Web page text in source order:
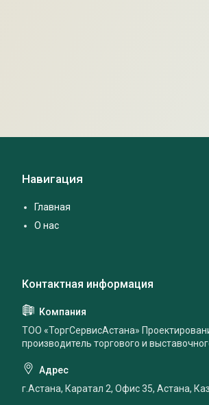
Навигация
Главная
О нас
ТОО «ТоргСервисАстана»
производитель торгового и
г.Астана, Каратал 2, Офис 35, Астана,